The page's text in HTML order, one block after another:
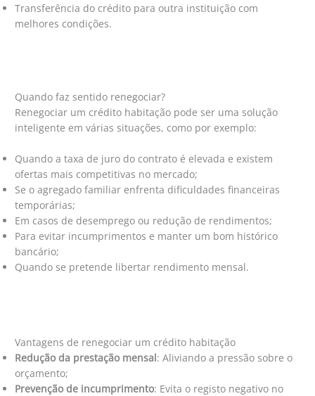
Transferência do crédito para outra instituição com
melhores condições.
Quando faz sentido renegociar?
Renegociar um crédito habitação pode ser uma solução
inteligente em várias situações, como por exemplo:
Quando a taxa de juro do contrato é elevada e existem
ofertas mais competitivas no mercado;
Se o agregado familiar enfrenta dificuldades financeiras
temporárias;
Em casos de desemprego ou redução de rendimentos;
Para evitar incumprimentos e manter um bom histórico
bancário;
Quando se pretende libertar rendimento mensal.
Vantagens de renegociar um crédito habitação
Redução da prestação mensal: Aliviando a pressão sobre o
orçamento;
Prevenção de incumprimento: Evita o registo negativo no